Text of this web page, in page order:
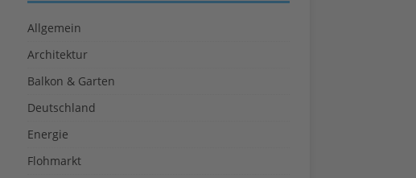
Allgemein
Architektur
Balkon & Garten
Deutschland
Energie
Flohmarkt